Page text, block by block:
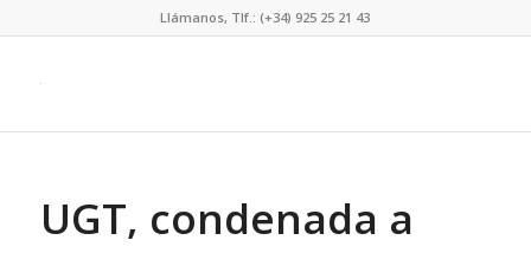
Llámanos, Tlf.: (+34) 925 25 21 43
UGT, condenada a